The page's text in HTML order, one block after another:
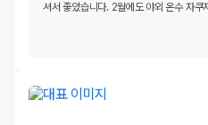
셔서 좋았습니다. 2월에도 야외 온수 자쿠